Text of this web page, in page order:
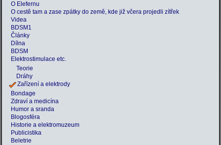
O Elefernu
O cestě tam a zase zpátky do země, kde již včera projedli zítřek
Videa
BDSM1
Články
Dílna
BDSM
Elektrostimulace etc.
Teorie
Dráhy
Zařízení a elektrody
Bondage
Zdraví a medicína
Humor a sranda
Blogosféra
Historie a elektromuzeum
Publicistika
Beletrie